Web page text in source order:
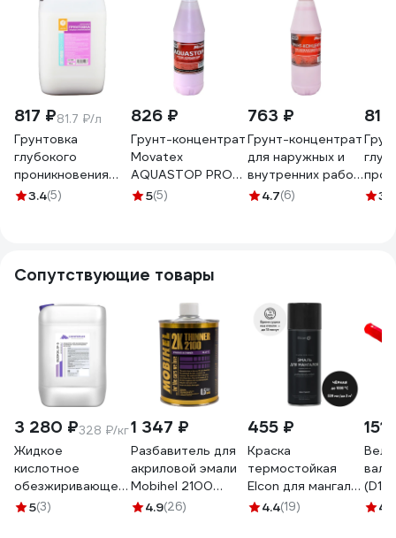
817 ₽81.7 ₽/л
Грунтовка
глубокого
проникновения
APIS Оптима,
3.4(5)
826 ₽
Грунт-концентрат
Movatex
AQUASTOP PROFI
1 л Т13704
5(5)
763 ₽
Грунт-концентрат
для наружных и
внутренних работ
Movatex PROFI
4.7(6) 3.4
Сопутствующие товары
3 280 ₽328 ₽/кг
Жидкое
кислотное
обезжиривающее
и железо
5(3)
1 347 ₽
Разбавитель для
акриловой эмали
Mobihel 2100
(банка; 500 мл)
4.9(26)
455 ₽
Краска
термостойкая
Elcon для мангала
Max Therm
4.4(19)
151
4 4.9